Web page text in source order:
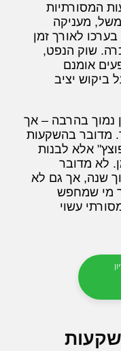
המסורתיות
מעניקה
לאורך זמן
שוק הנפט,
אומנם
ביקוש יציב
נמוך בהרבה – אך
מדובר בהשקעות
אלא לבנות
לא מדובר
שנה, אך גם לא
מי שמחפש
עשוי